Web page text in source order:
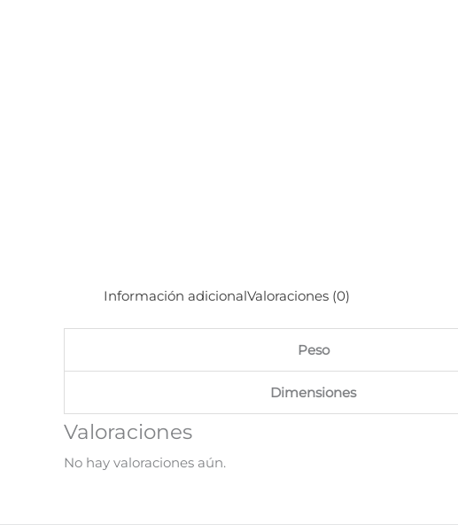
Información adicionalValoraciones (0)
Peso
Dimensiones
Valoraciones
No hay valoraciones aún.